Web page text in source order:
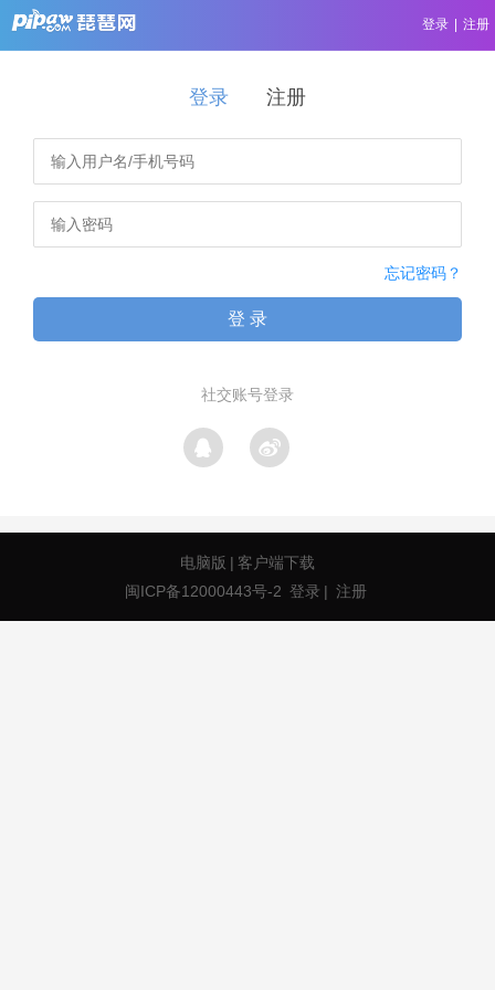
登录 注册
登录 注册
忘记密码？
登 录
社交账号登录
电脑版 | 客户端下载
闽ICP备12000443号-2 登录 | 注册